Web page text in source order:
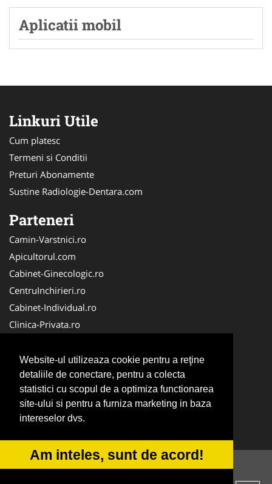
Website-ul utilizeaza cookie pentru a reţine
detaliile de conectare, pentru a colecta
statistici cu scopul de a optimiza functionarea
site-ului si pentru a furniza marketing in baza
intereselor dvs.
Am inteles, sunt de acord!
Aplicatii mobil
Linkuri Utile
Cum platesc
Termeni si Conditii
Preturi Abonamente
Sustine Radiologie-Dentara.com
Parteneri
Camin-Varstnici.ro
Apicultorul.com
Cabinet-Ginecologic.ro
CentruInchirieri.ro
Cabinet-Individual.ro
Clinica-Privata.ro
Medic-Bun.com
Birouri-Cadastru. Ro
Cardiologul.ro
InstalatiiSolare.com
© 2014-2026 -ANPC SOL